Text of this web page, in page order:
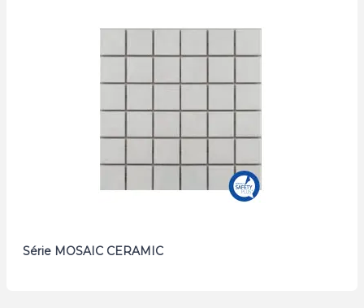
Série MOSAIC CERAMIC